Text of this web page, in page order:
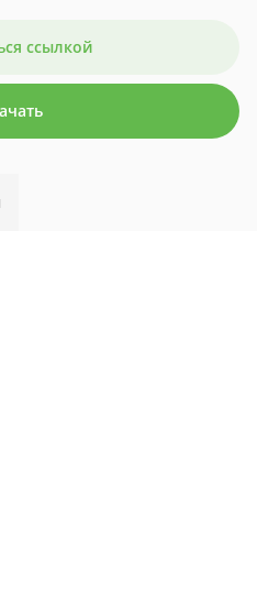
ссылкой